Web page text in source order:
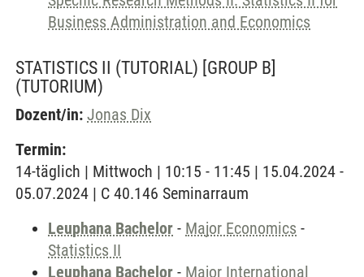
Business Administration and Economics
STATISTICS II (TUTORIAL) [GROUP B]
(TUTORIUM)
Dozent/in: Jonas Dix
Termin:
14-täglich | Mittwoch | 10:15 - 11:45 | 15.04.2024 -
05.07.2024 | C 40.146 Seminarraum
Leuphana Bachelor - Major Economics -
Statistics II
Leuphana Bachelor - Major International